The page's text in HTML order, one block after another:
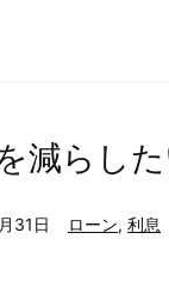
減らし
31日 ローン, 利息